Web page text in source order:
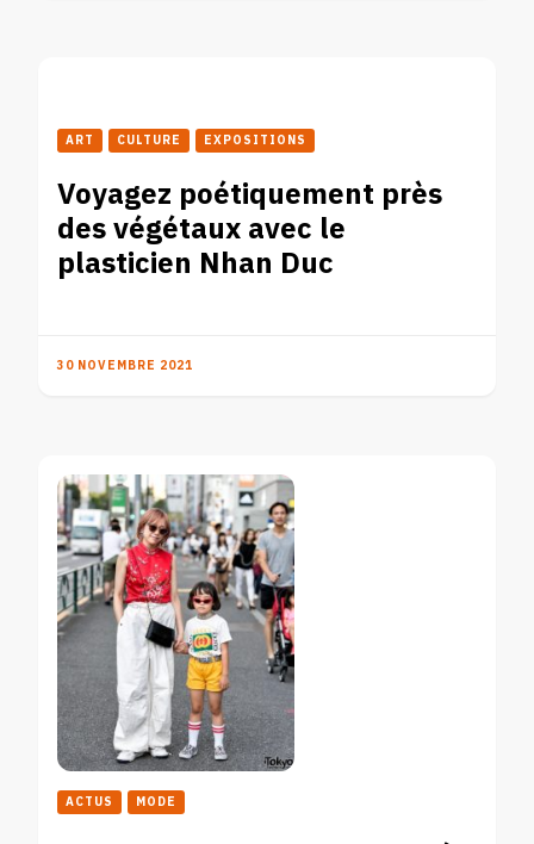
ART CULTURE EXPOSITIONS
Voyagez poétiquement près
des végétaux avec le
plasticien Nhan Duc
30 NOVEMBRE 2021
ACTUS MODE